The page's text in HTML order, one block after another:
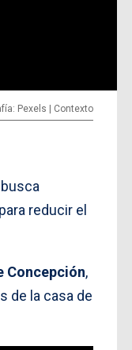
Pexels | Contexto
reducir el
Concepción,
de la casa de